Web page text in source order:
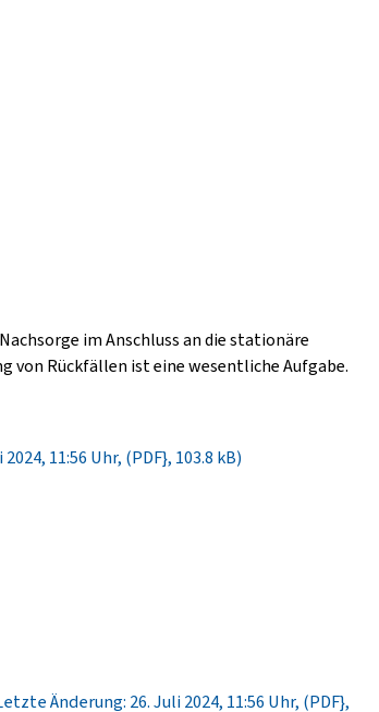
im Anschluss an die stationäre
von Rückfällen ist eine wesentliche Aufgabe.
11:56 Uhr, (PDF}, 103.8 kB)
Änderung: 26. Juli 2024, 11:56 Uhr, (PDF},